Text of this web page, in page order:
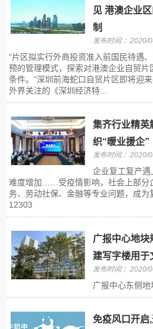
见 港澳企业
制
发布时间:：2020/
“片区拟实行外商投资准入前国民待遇
预的管理模式，探索对港澳企业自贸片
条件。”深圳前海蛇口自贸片区即将迎
外界关注的《深圳经济特...
集齐行业精英
织“暖业援企”
发布时间:：2020/
企业复工复产遇
难度增加……受疫情影响，社会上部分
务、劳动社保、金融等专业问题，成为
12303
广报中心地块
建写字楼用于
发布时间:：2020/
广报中心东侧
免疫风口开启